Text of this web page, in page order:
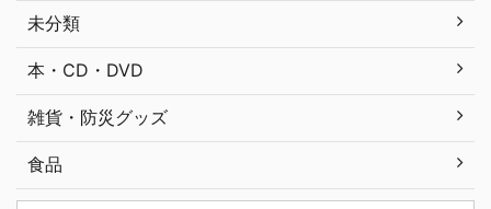
未分類
本・CD・DVD
雑貨・防災グッズ
食品